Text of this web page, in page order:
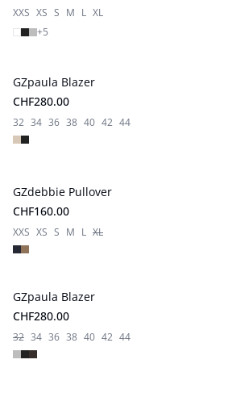
XXS XS S M L XL
+5
Neuheiten
GZpaula Blazer
CHF280.00
32 34 36 38 40 42 44
Neuheiten
GZdebbie Pullover
CHF160.00
XXS XS S M L XL
Neuheiten
GZpaula Blazer
CHF280.00
32 34 36 38 40 42 44